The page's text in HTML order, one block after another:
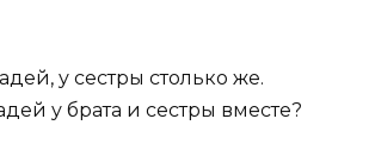
у сестры столько же.
у брата и сестры вместе?